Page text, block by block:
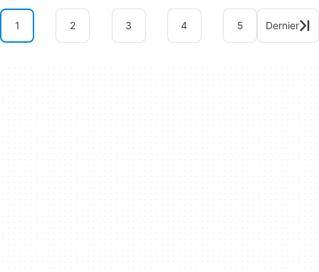
1 2 3 4 5 Dernier